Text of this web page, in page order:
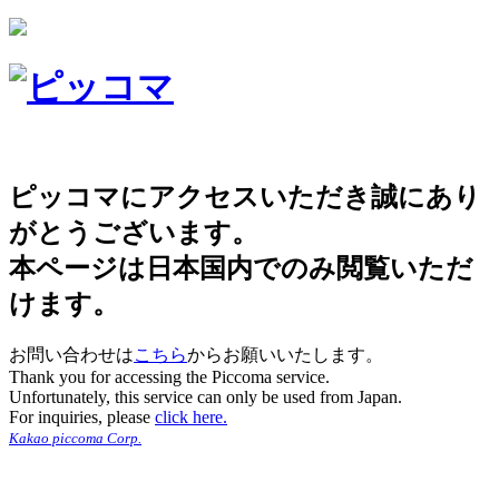
ピッコマにアクセスいただき誠にあり
がとうございます。
本ページは日本国内でのみ閲覧いただ
けます。
お問い合わせはこちらからお願いいたします。
Thank you for accessing the Piccoma service.
Unfortunately, this service can only be used from Japan.
For inquiries, please click here.
Kakao piccoma Corp.